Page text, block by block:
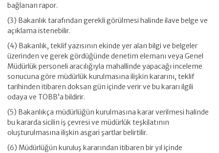
bağlanan rapor.
(3) Bakanlık tarafından gerekli görülmesi halinde ilave belge ve
açıklama istenebilir.
(4) Bakanlık, teklif yazısının ekinde yer alan bilgi ve belgeler
üzerinden ve gerek gördüğünde denetim elemanı veya Genel
Müdürlük personeli aracılığıyla mahallinde yapacağı inceleme
sonucuna göre müdürlük kurulmasına ilişkin kararını, teklif
tarihinden itibaren doksan gün içinde verir ve bu kararı ilgili
odaya ve TOBB’a bildirir.
(5) Bakanlıkça müdürlüğün kurulmasına karar verilmesi halinde
bu kararda sicilin iş çevresi ve müdürlük teşkilatının
oluşturulmasına ilişkin asgari şartlar belirtilir.
(6) Müdürlüğün kuruluş kararından itibaren bir yıl içinde